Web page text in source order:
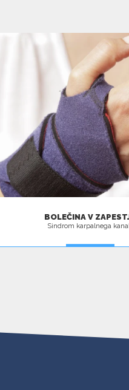
BOLEČINA V
Sindrom karpalnega kanala